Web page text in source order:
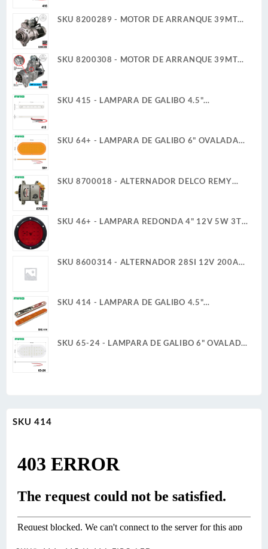
SKU 8200289 - MOTOR DE ARRANQUE 39MT
SKU 8200308 - MOTOR DE ARRANQUE 39MT
SKU 415 - LAMPARA DE GALIBO 4.5"
SKU 64+ - LAMPARA DE GALIBO 6" OVALADA
SKU 8700018 - ALTERNADOR DELCO REMY
SKU 46+ - LAMPARA REDONDA 4" 12V 5W 3T
SKU 8600314 - ALTERNADOR 28SI 12V 200A
SKU 414 - LAMPARA DE GALIBO 4.5"
SKU 65-24 - LAMPARA DE GALIBO 6" OVALADA
SKU 414